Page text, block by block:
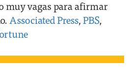
muy vagas para afirmar
Associated Press, PBS,